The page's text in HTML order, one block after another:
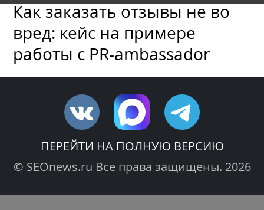
Как заказать отзывы не во
вред: кейс на примере
работы с PR-ambassador
ПЕРЕЙТИ НА ПОЛНУЮ ВЕРСИЮ
© SEOnews.ru Все права защищены. 2026